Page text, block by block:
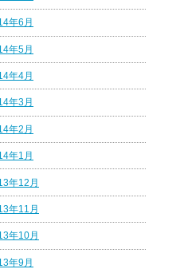
年6月
年5月
年4月
年3月
年2月
年1月
年12月
年11月
年10月
年9月